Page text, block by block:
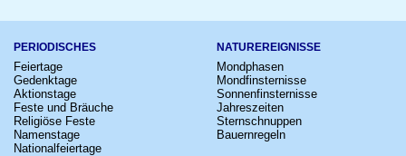
PERIODISCHES
Feiertage
Gedenktage
Aktionstage
Feste und Bräuche
Religiöse Feste
Namenstage
Nationalfeiertage
NATUREREIGNISSE
Mondphasen
Mondfinsternisse
Sonnenfinsternisse
Jahreszeiten
Sternschnuppen
Bauernregeln